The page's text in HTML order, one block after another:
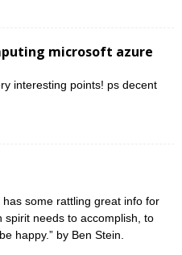
microsoft azure
interesting points! ps decent
some rattling great info for
spirit needs to accomplish, to
happy.” by Ben Stein.